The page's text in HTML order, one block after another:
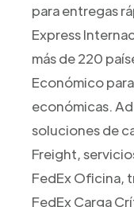
para entregas
Express
más de 220
Económico
económicas.
soluciones de
Freight,
FedEx Oficina,
FedEx Carga